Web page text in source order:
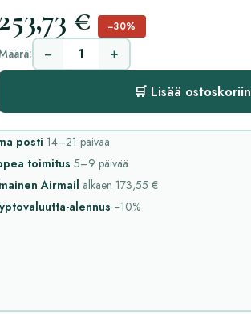
253,73 € −30%
− +
🛒 Lisää ostoskoriin
posti 14–21 päivää
toimitus 5–9 päivää
Airmail alkaen 173,55 €
alennus −10%